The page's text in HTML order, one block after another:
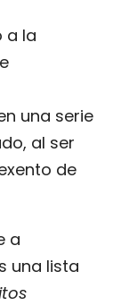
a la
una serie
al ser
de
a
una lista